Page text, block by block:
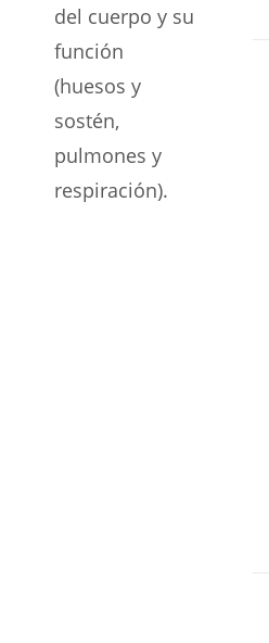
del cuerpo y su
función
(huesos y
sostén,
pulmones y
respiración).